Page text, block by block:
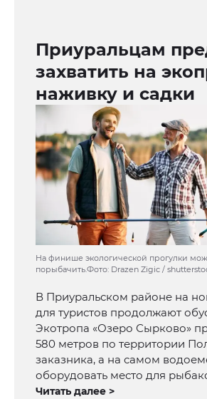
Приуральцам
захватить на
наживку и садки
На финише экологической прогулки
порыбачить.Фото: Drazen Zigic /
В Приуральском районе на
для туристов продолжают
Экотропа «Озеро Сырково»
580 метров по территории
заказника, а на самом
оборудовать место для
Читать далее >